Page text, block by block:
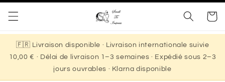
Panier
🇫🇷 Livraison disponible · Livraison internationale suivie
10,00 € · Délai de livraison 1–3 semaines · Expédié sous 2–3
jours ouvrables · Klarna disponible